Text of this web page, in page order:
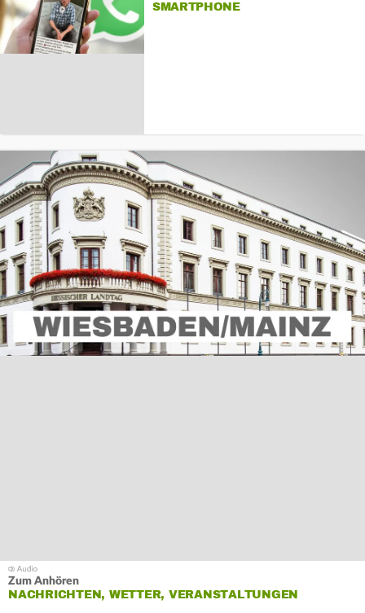
SMARTPHONE
Zum Anhören
NACHRICHTEN, WETTER, VERANSTALTUNGEN